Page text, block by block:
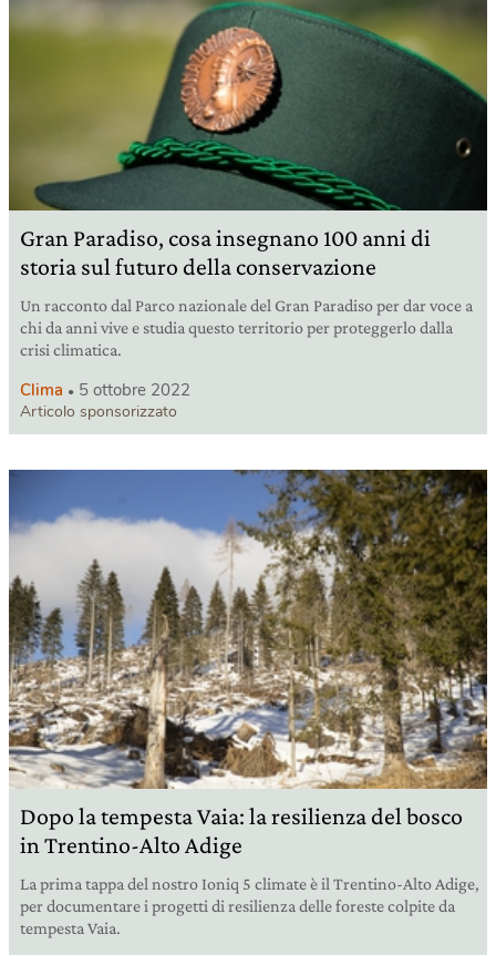
Gran Paradiso, cosa insegnano 100 anni di
storia sul futuro della conservazione
Un racconto dal Parco nazionale del Gran Paradiso per dar voce a
chi da anni vive e studia questo territorio per proteggerlo dalla
crisi climatica.
Clima 5 ottobre 2022
Articolo sponsorizzato
Dopo la tempesta Vaia: la resilienza del bosco
in Trentino-Alto Adige
La prima tappa del nostro Ioniq 5 climate è il Trentino-Alto Adige,
per documentare i progetti di resilienza delle foreste colpite da
tempesta Vaia.